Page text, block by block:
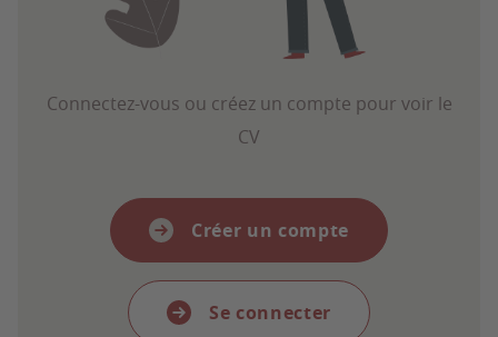
Connectez-vous ou créez un compte pour voir le
CV
Créer un compte
Se connecter